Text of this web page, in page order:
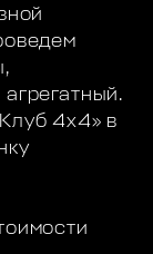
4х4» в